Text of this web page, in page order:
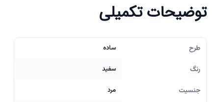
توضیحات تکمیلی
طرح ساده
رنگ سفید
جنسیت مرد